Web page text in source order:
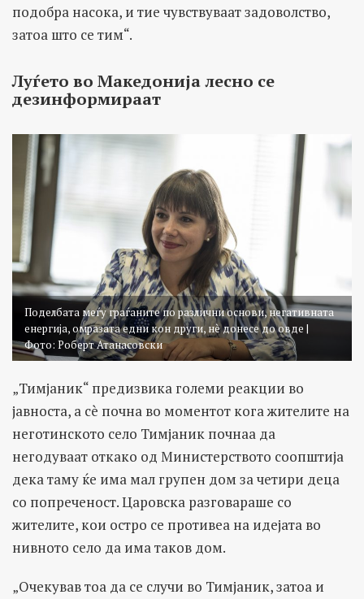
подобра насока, и тие чувствуваат задоволство,
затоа што се тим“.
Луѓето во Македонија лесно се
дезинформираат
Поделбата меѓу граѓаните по различни основи, негативната
енергија, омразата едни кон други, нè донесе до овде |
Фото: Роберт Атанасовски
„Тимјаник“ предизвика големи реакции во
јавноста, а сè почна во моментот кога жителите на
неготинското село Тимјаник почнаа да
негодуваат откако од Министерството соопштија
дека таму ќе има мал групен дом за четири деца
со попреченост. Царовска разговараше со
жителите, кои остро се противеа на идејата во
нивното село да има таков дом.
„Очекував тоа да се случи во Тимјаник, затоа и